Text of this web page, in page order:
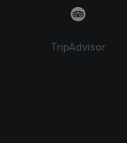
TripAdvisor